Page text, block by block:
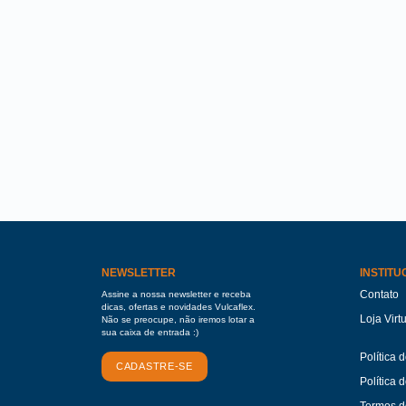
NEWSLETTER
Assine a nossa newsletter e receba
dicas, ofertas e novidades Vulcaflex.
Não se preocupe, não iremos lotar a
sua caixa de entrada :)
CADASTRE-SE
Contato
Loja
Política
Política